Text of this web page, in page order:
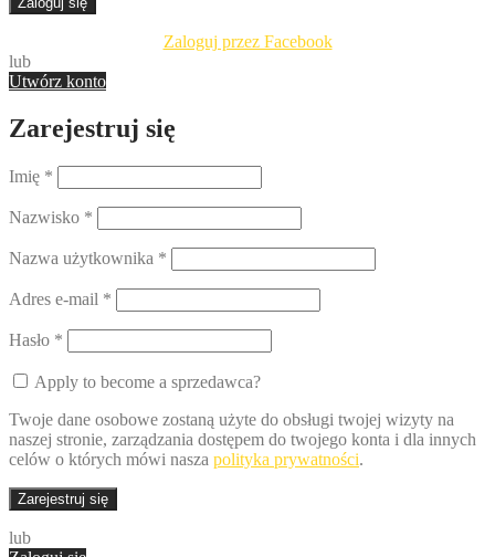
Zaloguj przez Facebook
lub
Utwórz konto
Zarejestruj się
Imię *
Nazwisko *
Nazwa użytkownika *
Adres e-mail *
Hasło *
Apply to become a sprzedawca?
Twoje dane osobowe zostaną użyte do obsługi twojej wizyty na
naszej stronie, zarządzania dostępem do twojego konta i dla innych
celów o których mówi nasza polityka prywatności.
Zarejestruj się
lub